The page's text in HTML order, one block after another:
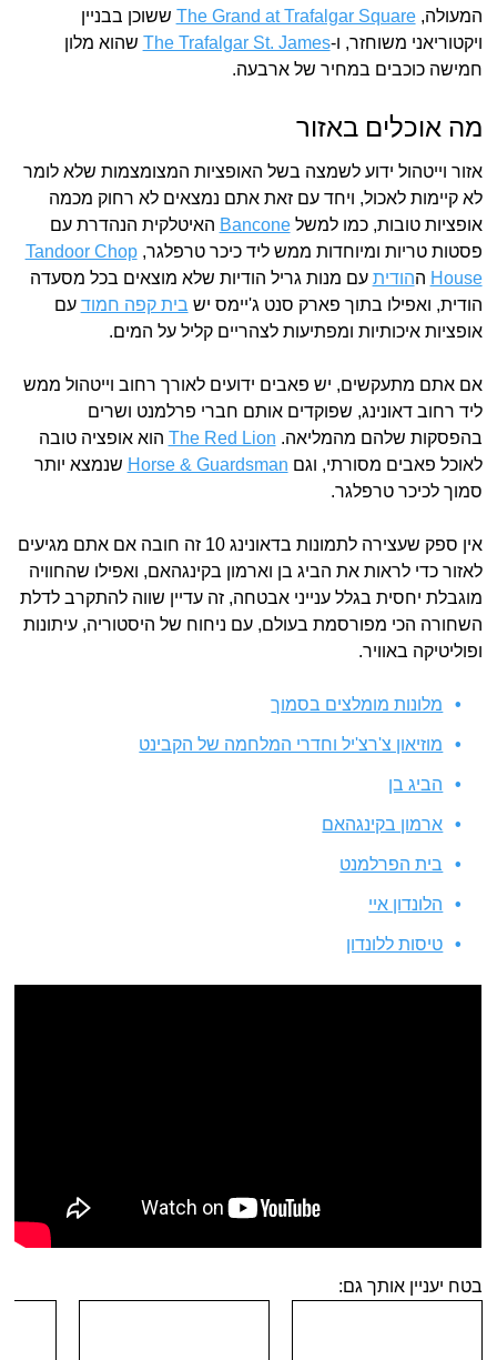
המעולה,The Grand at Trafalgar Square ששוכן בבניין
ויקטוריאני משוחזר, ו-The Trafalgar St. James שהוא מלון
חמישה כוכבים במחיר של ארבעה.
מה אוכלים באזור
אזור וייטהול ידוע לשמצה בשל האופציות המצומצמות שלא לומר
לא קיימות לאכול, ויחד עם זאת אתם נמצאים לא רחוק מכמה
אופציות טובות, כמו למשלBancone האיטלקית הנהדרת עם
פסטות טריות ומיוחדות ממש ליד כיכר טרפלגר,Tandoor Chop
House ההודית עם מנות גריל הודיות שלא מוצאים בכל מסעדה
הודית, ואפילו בתוך פארק סנט ג'יימס יש בית קפה חמוד עם
אופציות איכותיות ומפתיעות לצהריים קליל על המים.
אם אתם מתעקשים, יש פאבים ידועים לאורך רחוב וייטהול ממש
ליד רחוב דאונינג, שפוקדים אותם חברי פרלמנט ושרים
בהפסקות שלהם מהמליאה. The Red Lion הוא אופציה טובה
לאוכל פאבים מסורתי, וגם Horse & Guardsman שנמצא יותר
סמוך לכיכר טרפלגר.
אין ספק שעצירה לתמונות בדאונינג 10 זה חובה אם אתם מגיעים
לאזור כדי לראות את הביג בן וארמון בקינגהאם, ואפילו שהחוויה
מוגבלת יחסית בגלל ענייני אבטחה, זה עדיין שווה להתקרב לדלת
השחורה הכי מפורסמת בעולם, עם ניחוח של היסטוריה, עיתונות
ופוליטיקה באוויר.
מלונות מומלצים בסמוך
מוזיאון צ'רצ'יל וחדרי המלחמה של הקבינט
הביג בן
ארמון בקינגהאם
בית הפרלמנט
הלונדון איי
טיסות ללונדון
בטח יעניין אותך גם: